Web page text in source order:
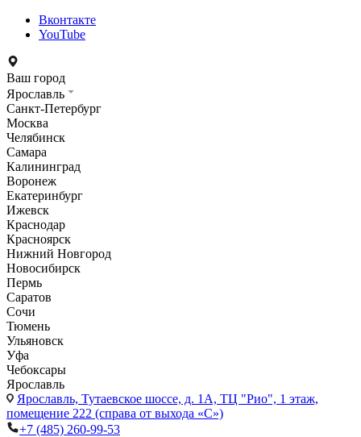
Вконтакте
YouTube
Ваш город
Ярославль
Санкт-Петербург
Москва
Челябинск
Самара
Калининград
Воронеж
Екатеринбург
Ижевск
Краснодар
Красноярск
Нижний Новгород
Новосибирск
Пермь
Саратов
Сочи
Тюмень
Ульяновск
Уфа
Чебоксары
Ярославль
Ярославль, Тутаевское шоссе, д. 1А, ТЦ "Рио", 1 этаж,
помещение 222 (справа от выхода «С»)
+7 (485) 260-99-53